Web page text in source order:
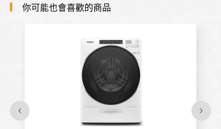
你可能也會喜歡的商品